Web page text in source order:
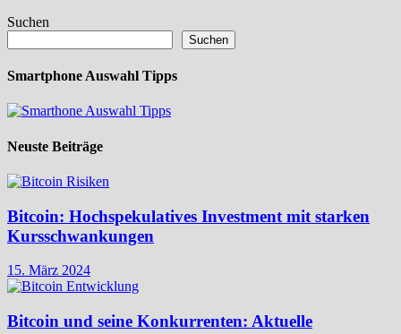
Suchen
Suchen
Smartphone Auswahl Tipps
Neuste Beiträge
Bitcoin: Hochspekulatives Investment mit starken
Kursschwankungen
15. März 2024
Bitcoin und seine Konkurrenten: Aktuelle